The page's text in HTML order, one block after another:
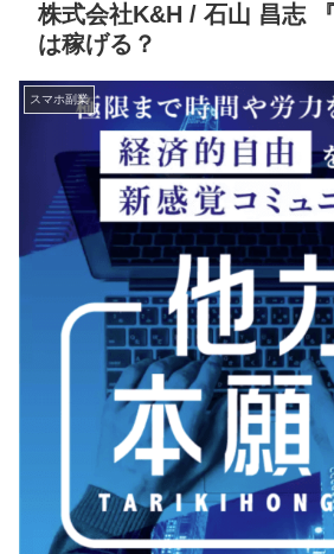
株式会社K&H / 石山 昌志
は稼げる？
スマホ副業